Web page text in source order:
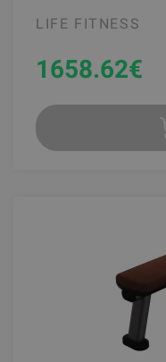
LIFE FITNESS
1658.62€